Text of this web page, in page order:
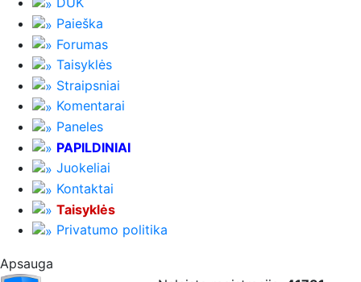
Paieška
Forumas
Taisyklės
Straipsniai
Komentarai
Paneles
PAPILDINIAI
Juokeliai
Kontaktai
Taisyklės
Privatumo politika
Apsauga